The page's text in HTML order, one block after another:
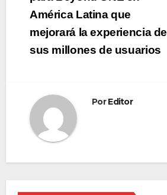
América Latina que
mejorará la experiencia de
sus millones de usuarios
PorEditor